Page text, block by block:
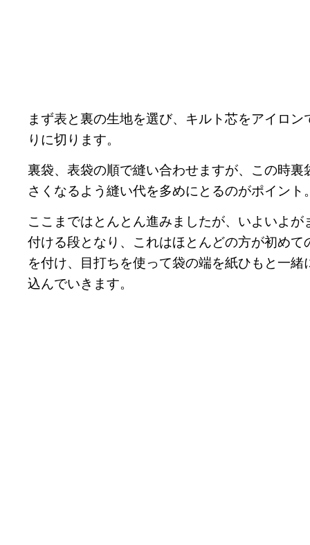
まず表と裏の生地を選び、キルト芯をアイロン
りに切ります。
裏袋、表袋の順で縫い合わせますが、この時裏
さくなるよう縫い代を多めにとるのがポイント
ここまではとんとん進みましたが、いよいよが
付ける段となり、これはほとんどの方が初めて
を付け、目打ちを使って袋の端を紙ひもと一緒
込んでいきます。